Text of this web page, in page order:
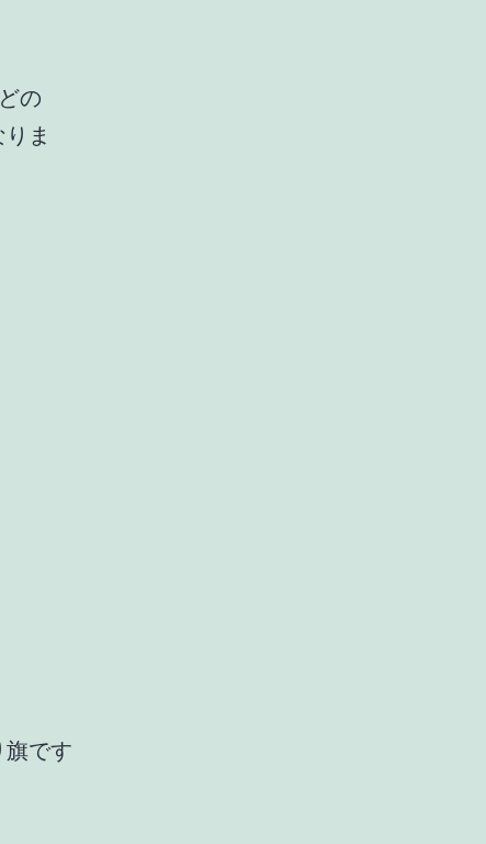
の
ま
旗です